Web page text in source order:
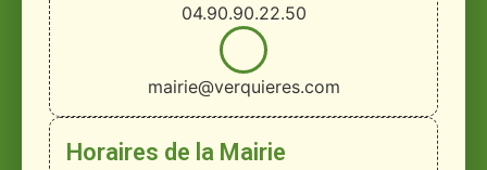
04.90.90.22.50
mairie@verquieres.com
Horaires de la Mairie